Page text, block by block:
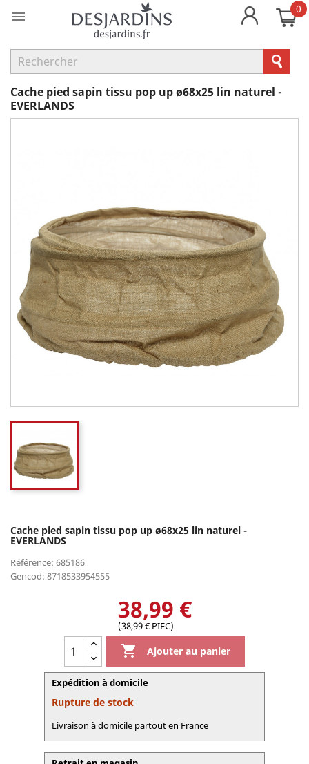
 0
Cache pied sapin tissu pop up ø68x25 lin naturel -
EVERLANDS
Cache pied sapin tissu pop up ø68x25 lin naturel -
EVERLANDS
Référence: 685186
Gencod: 8718533954555
38,99 €
(38,99 € PIEC)
 Ajouter au panier
Expédition à domicile
Rupture de stock
Livraison à domicile partout en France